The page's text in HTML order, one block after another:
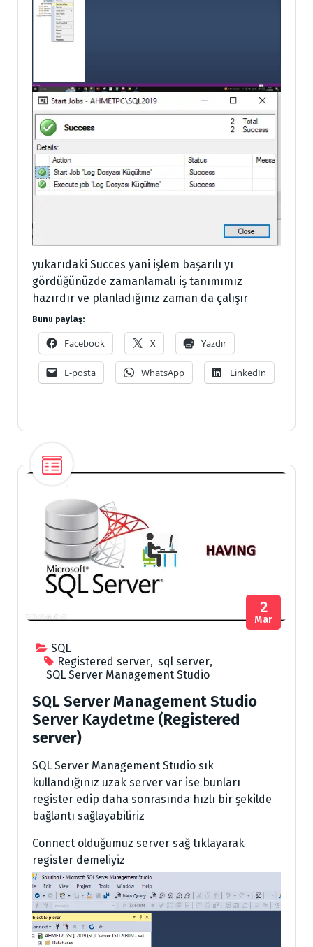
yukarıdaki Succes yani işlem başarılı yı
gördüğünüzde zamanlamalı iş tanımımız
hazırdır ve planladığınız zaman da çalışır
Bunu paylaş:
Facebook X Yazdır
E-posta WhatsApp LinkedIn
SQL
Registered server, sql server,
SQL Server Management Studio
2
Mar
SQL Server Management Studio
Server Kaydetme (Registered
server)
SQL Server Management Studio sık
kullandığınız uzak server var ise bunları
register edip daha sonrasında hızlı bir şekilde
bağlantı sağlayabiliriz
Connect olduğumuz server sağ tıklayarak
register demeliyiz